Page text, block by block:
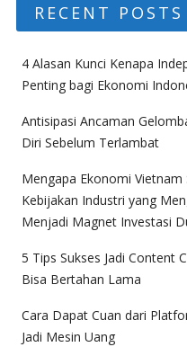
RECENT POSTS
4 Alasan Kunci Kenapa
Penting bagi Ekonomi
Antisipasi Ancaman
Diri Sebelum Terlambat
Mengapa Ekonomi Vietnam
Kebijakan Industri yang
Menjadi Magnet Investasi
5 Tips Sukses Jadi Content
Bisa Bertahan Lama
Cara Dapat Cuan dari
Jadi Mesin Uang